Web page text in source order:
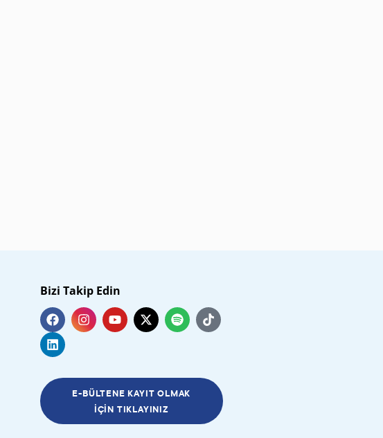
Bizi Takip Edin
E-BÜLTENE KAYIT OLMAK
İÇIN TIKLAYINIZ